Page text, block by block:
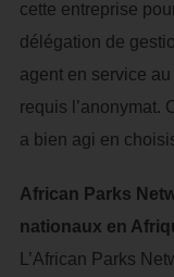
cette entreprise
délégation de
agent en service
requis l’anonymat.
a bien agi en
African Parks
nationaux en
L’African Parks